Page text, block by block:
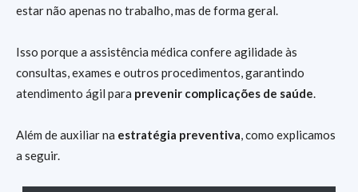
estar não apenas no trabalho, mas de forma geral.
Isso porque a assistência médica confere agilidade às
consultas, exames e outros procedimentos, garantindo
atendimento ágil para prevenir complicações de saúde.
Além de auxiliar na estratégia preventiva, como explicamos
a seguir.